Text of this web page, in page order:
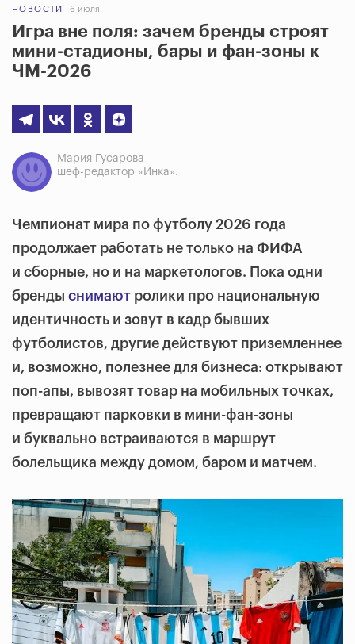
НОВОСТИ 6 июля
Игра вне поля: зачем бренды строят
мини-стадионы, бары и фан-зоны к
ЧМ-2026
Мария Гусарова
шеф-редактор «Инка».
Чемпионат мира по футболу 2026 года
продолжает работать не только на ФИФА
и сборные, но и на маркетологов. Пока одни
бренды снимают ролики про национальную
идентичность и зовут в кадр бывших
футболистов, другие действуют приземленнее
и, возможно, полезнее для бизнеса: открывают
поп-апы, вывозят товар на мобильных точках,
превращают парковки в мини-фан-зоны
и буквально встраиваются в маршрут
болельщика между домом, баром и матчем.